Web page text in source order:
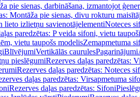
pie sienas, darbināšana, izmantojot
Montāža pie sienas, divu rokturu
lieto izlietņu savienotājelementiNoteces
paredzētas: P veida sifoni, vietu
vietu taupošs modelisZemapmetuma
BlīvējumiVertikālās caurulesPagarinājumi
pieslēgumiRezerves daļas paredzētas:
Rezerves daļas paredzētas: Noteces
daļas paredzētas: Virsapmetuma
Rezerves daļas paredzētas: Sifoni